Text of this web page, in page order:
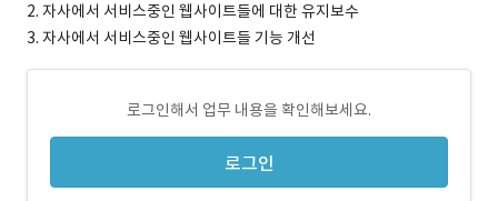
2. 자사에서 서비스중인 웹사이트들에 대한 유지보수
3. 자사에서 서비스중인 웹사이트들 기능 개선
로그인해서 업무 내용을 확인해보세요.
로그인